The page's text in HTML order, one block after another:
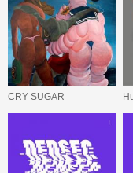
CRY SUGAR